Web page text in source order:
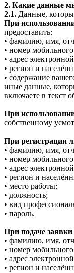
2. Какие данные
2.1. Данные,
При
предоставить:
• фамилию, имя,
• номер
• адрес
• регион и
• содержание
иные данные,
включаете в текст
При
собственному
При регистрации
• фамилию, имя,
• номер
• адрес
• регион и
• место работы;
• должность;
• вид
• пароль.
При подаче
• фамилию, имя,
• номер
• адрес
• регион и